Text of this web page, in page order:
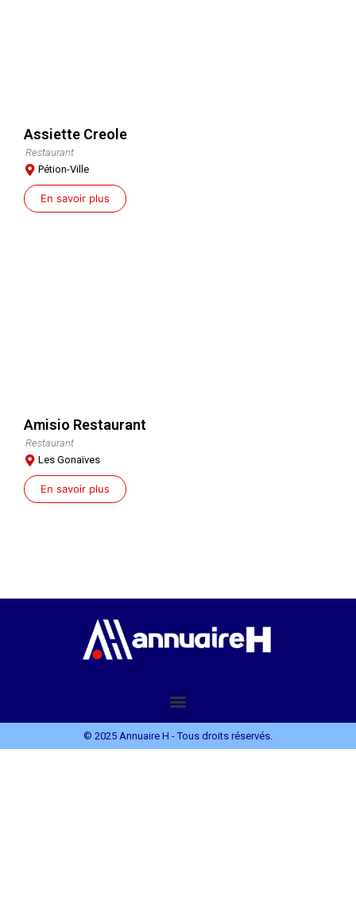
Assiette Creole
Restaurant
Pétion-Ville
En savoir plus
Amisio Restaurant
Restaurant
Les Gonaïves
En savoir plus
© 2025 Annuaire H - Tous droits réservés.